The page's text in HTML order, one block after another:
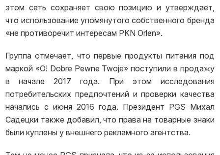
этом сеть сохраняет свою позицию и утверждает,
что использование упомянутого собственного бренда
«не противоречит интересам PKN Orlen».
Группа отмечает, что первые продукты питания под
маркой «O! Dobre Pewne Twoje» поступили в продажу
в начале 2017 года. При этом исследования
потребительских предпочтений и проверки качества
начались с июня 2016 года. Президент PGS Михал
Садецки также добавил, что права на товарные знаки
были куплены у внешнего рекламного агентства.